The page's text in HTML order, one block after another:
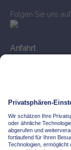
Folgen Sie uns auf
Anfahrt